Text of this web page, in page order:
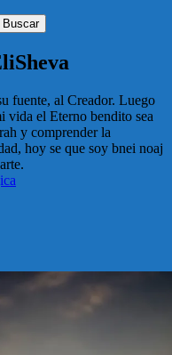
fuente, al Creador. Luego
vida el Eterno bendito sea
y comprender la
hoy se que soy bnei noaj